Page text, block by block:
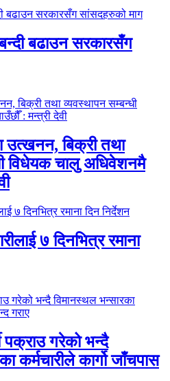
बढाउन सरकारसँग
उत्खनन, बिक्री तथा
विधेयक चालु अधिवेशनमै
७ दिनभित्र रमाना
पक्राउ गरेको भन्दै
कर्मचारीले कार्गो जाँचपास